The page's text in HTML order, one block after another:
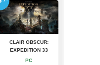
CLAIR OBSCUR:
EXPEDITION 33
PC